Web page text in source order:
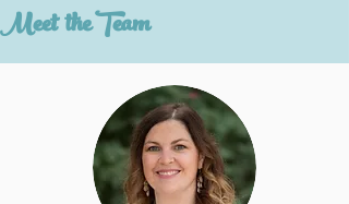
Meet the Team